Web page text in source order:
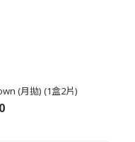
(月拋) (1盒2片)